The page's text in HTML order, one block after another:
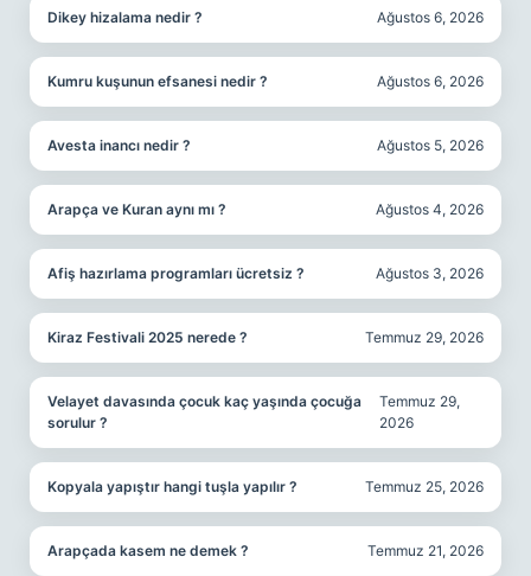
Dikey hizalama nedir ? Ağustos 6, 2026
Kumru kuşunun efsanesi nedir ? Ağustos 6, 2026
Avesta inancı nedir ? Ağustos 5, 2026
Arapça ve Kuran aynı mı ? Ağustos 4, 2026
Afiş hazırlama programları ücretsiz ? Ağustos 3, 2026
Kiraz Festivali 2025 nerede ? Temmuz 29, 2026
Velayet davasında çocuk kaç yaşında çocuğa
sorulur ?
Temmuz 29,
2026
Kopyala yapıştır hangi tuşla yapılır ? Temmuz 25, 2026
Arapçada kasem ne demek ? Temmuz 21, 2026